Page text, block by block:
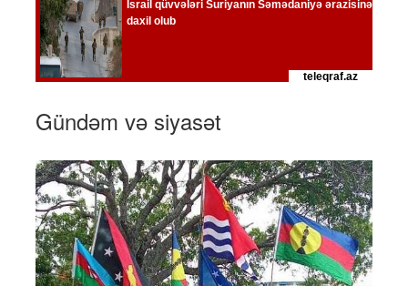
Gündəm və siyasət